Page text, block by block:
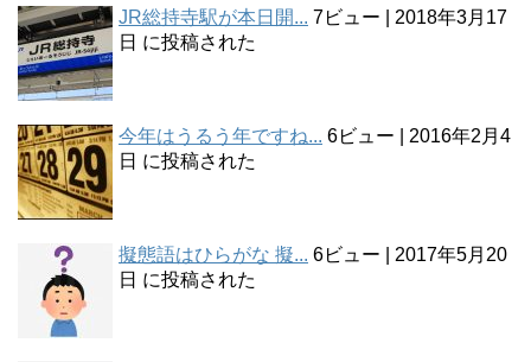
JR総持寺駅が本日開... 7ビュー
2018年3月17
日 に投稿された
今年はうるう年ですね... 6ビュー
2016年2月4
日 に投稿された
擬態語はひらがな 擬... 6ビュー
2017年5月20
日 に投稿された